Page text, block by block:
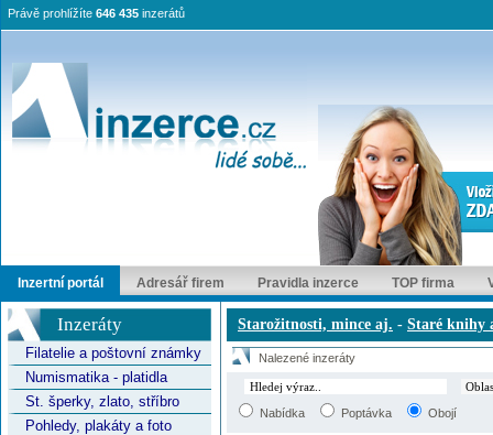
Právě prohlížíte 646 435 inzerátů
Inzertní portál Adresář firem Pravidla inzerce TOP firma
Inzeráty
Filatelie a poštovní známky
Numismatika - platidla
St. šperky, zlato, stříbro
Pohledy, plakáty a foto
Starožitnosti, mince aj. - Staré knihy
Nalezené inzeráty
Nabídka Poptávka Obojí